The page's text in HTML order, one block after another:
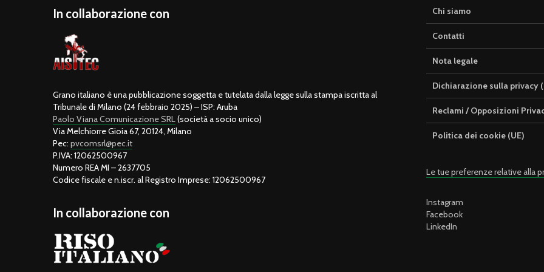
In collaborazione con
Grano italiano è una pubblicazione soggetta e tutelata dalla legge sulla stampa iscritta al
Tribunale di Milano (24 febbraio 2025) – ISP: Aruba
Paolo Viana Comunicazione SRL(società a socio unico)
Via Melchiorre Gioia 67, 20124, Milano
Pec: pvcomsrl@pec.it
P.IVA: 12062500967
Numero REA MI – 2637705
Codice fiscale e n.iscr. al Registro Imprese: 12062500967
In collaborazione con
Chi siamo
Contatti
Nota legale
Dichiarazione sulla privacy
Reclami / Opposizioni
Politica dei cookie (UE)
Le tue preferenze relative alla
Instagram
Facebook
LinkedIn